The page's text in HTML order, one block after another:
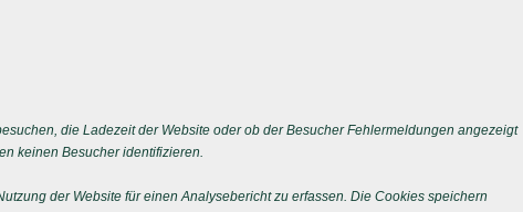
die Ladezeit der Website oder ob der Besucher Fehlermeldungen angezeigt
keinen Besucher identifizieren.
der Website für einen Analysebericht zu erfassen. Die Cookies speichern